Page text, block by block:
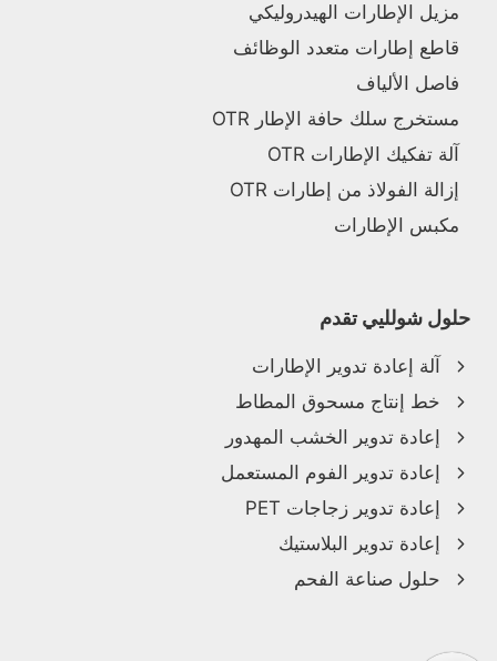
مزيل الإطارات الهيدروليكي
قاطع إطارات متعدد الوظائف
فاصل الألياف
مستخرج سلك حافة الإطار OTR
آلة تفكيك الإطارات OTR
إزالة الفولاذ من إطارات OTR
مكبس الإطارات
حلول شولليي تقدم
آلة إعادة تدوير الإطارات
خط إنتاج مسحوق المطاط
إعادة تدوير الخشب المهدور
إعادة تدوير الفوم المستعمل
إعادة تدوير زجاجات PET
إعادة تدوير البلاستيك
حلول صناعة الفحم